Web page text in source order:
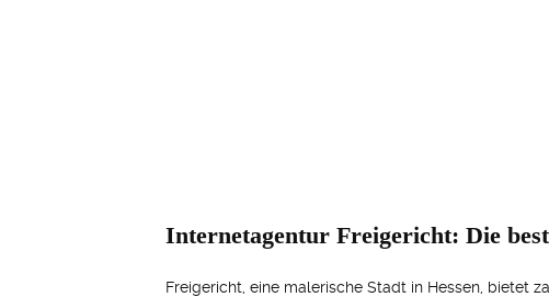
Internetagentur Freigericht: Die
Freigericht, eine malerische Stadt in Hessen, bietet